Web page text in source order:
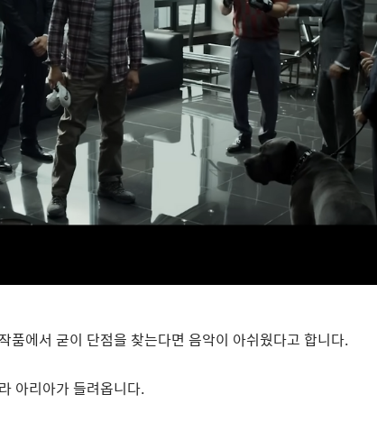
품에서 굳이 단점을 찾는다면 음악이 아쉬웠다고 합니다.
아리아가 들려옵니다.